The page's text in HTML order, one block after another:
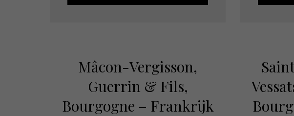
Mâcon-Vergisson,
Guerrin & Fils,
Bourgogne – Frankrijk